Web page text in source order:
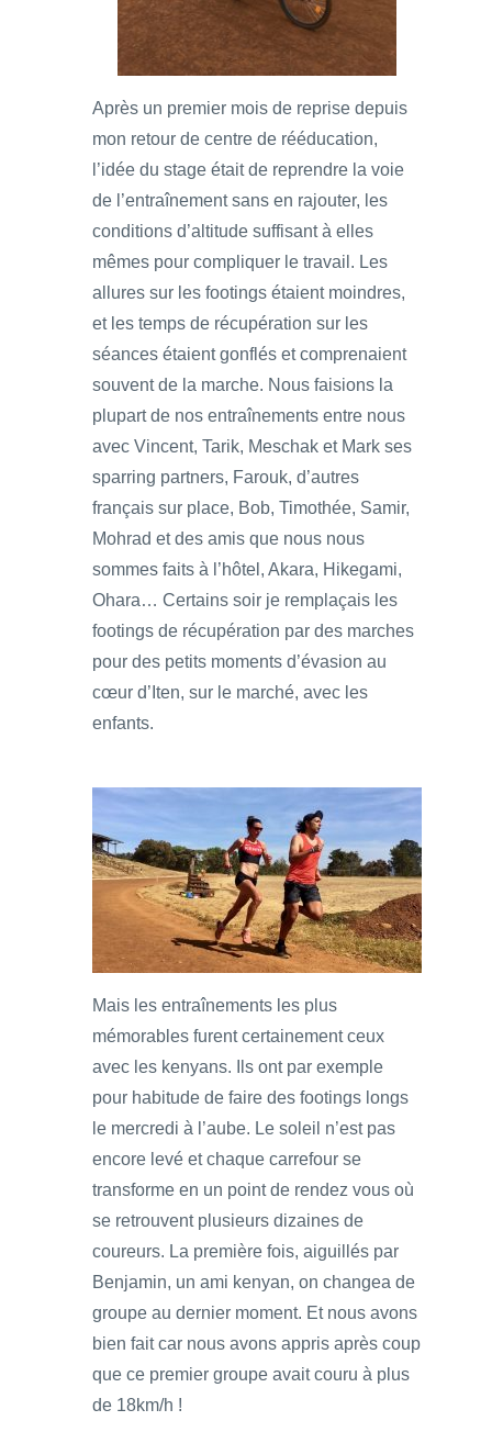
Après un premier mois de reprise depuis
mon retour de centre de rééducation,
l’idée du stage était de reprendre la voie
de l’entraînement sans en rajouter, les
conditions d’altitude suffisant à elles
mêmes pour compliquer le travail. Les
allures sur les footings étaient moindres,
et les temps de récupération sur les
séances étaient gonflés et comprenaient
souvent de la marche. Nous faisions la
plupart de nos entraînements entre nous
avec Vincent, Tarik, Meschak et Mark ses
sparring partners, Farouk, d’autres
français sur place, Bob, Timothée, Samir,
Mohrad et des amis que nous nous
sommes faits à l’hôtel, Akara, Hikegami,
Ohara… Certains soir je remplaçais les
footings de récupération par des marches
pour des petits moments d’évasion au
cœur d’Iten, sur le marché, avec les
enfants.
Mais les entraînements les plus
mémorables furent certainement ceux
avec les kenyans. Ils ont par exemple
pour habitude de faire des footings longs
le mercredi à l’aube. Le soleil n’est pas
encore levé et chaque carrefour se
transforme en un point de rendez vous où
se retrouvent plusieurs dizaines de
coureurs. La première fois, aiguillés par
Benjamin, un ami kenyan, on changea de
groupe au dernier moment. Et nous avons
bien fait car nous avons appris après coup
que ce premier groupe avait couru à plus
de 18km/h !